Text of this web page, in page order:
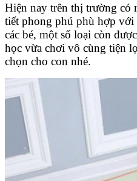
Hiện nay trên thị trường có
tiết phong phú phù hợp
các bé, một số loại còn
học vừa chơi vô cùng tiện
chọn cho con nhé.